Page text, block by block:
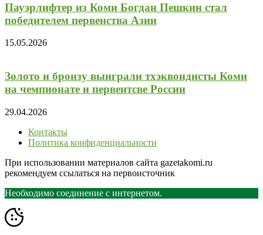
Пауэрлифтер из Коми Богдан Пешкин стал
победителем первенства Азии
15.05.2026
Золото и бронзу выиграли тхэквондисты Коми
на чемпионате и первентсве России
29.04.2026
Контакты
Политика конфиденциальности
При использовании материалов сайта gazetakomi.ru
рекомендуем ссылаться на первоисточник
Необходимо соединение с интернетом.